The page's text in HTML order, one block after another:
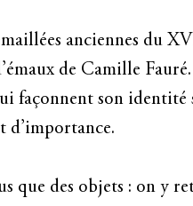
de meubles et
anciennes du
de Camille
façonnent son
d’importance.
que des objets : on y